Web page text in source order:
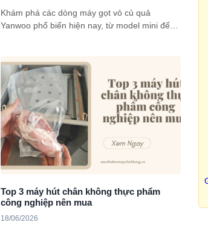
Khám phá các dòng máy gọt vỏ củ quả
Yanwoo phổ biến hiện nay, từ model mini đến
mô sản xuất.
Top 3 máy hút chân không thực phẩm
công nghiệp nên mua
18/06/2026